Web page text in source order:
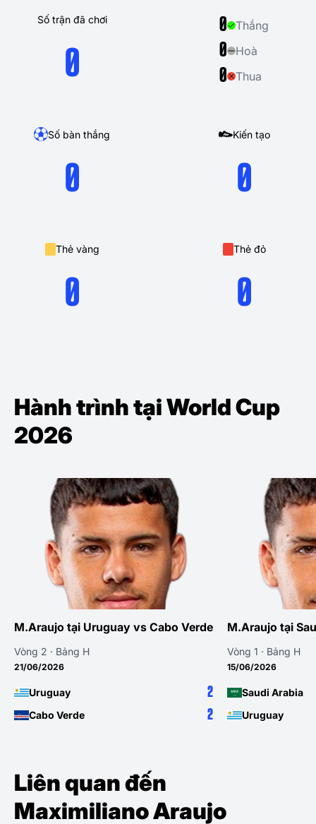
Số trận đã chơi
0
Số bàn thắng
0
Kiến tạo
0
Thẻ vàng
0
Thẻ đỏ
0
0 Thắng
0 Hoà
0 Thua
Hành trình tại World Cup
2026
M.Araujo tại Uruguay vs Cabo Verde
Vòng 2 · Bảng H
21/06/2026
Uruguay 2
Cabo Verde 2
M.Araujo tại
Vòng 1 · Bảng H
15/06/2026
Saudi Arabia
Uruguay
Liên quan đến
Maximiliano Araujo